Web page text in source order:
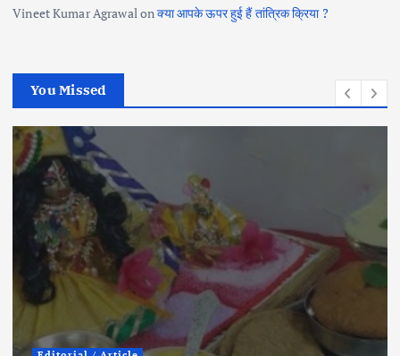
Vineet Kumar Agrawalonक्या आपके ऊपर हुई हैं तांत्रिक क्रिया ?
You Missed
Political